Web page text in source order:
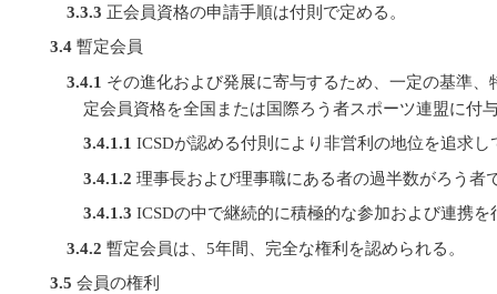
3.3.3 正会員資格の申請手順は付則で定める。
3.4 暫定会員
3.4.1 その進化および発展に寄与するため、一定の基準
定会員資格を全国または国際ろう者スポーツ連盟に付
3.4.1.1 ICSDが認める付則により非営利の地位を追求し
3.4.1.2 理事長および理事職にある者の過半数がろう者
3.4.1.3 ICSDの中で継続的に積極的な参加および連携を
3.4.2 暫定会員は、5年間、完全な権利を認められる。
3.5 会員の権利